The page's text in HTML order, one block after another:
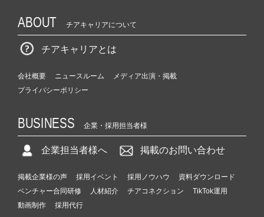
ABOUT チアキャリアについて
チアキャリアとは
会社概要 ニュースルーム
メディア出演・掲載
プライバシーポリシー
BUSINESS 企業・採用担当者様
企業担当者様へ 掲載のお問い合わせ
掲載企業様の声 採用イベント 採用ノウハウ
資料ダウンロード
ベンチャー合同研修
人材紹介 チアコネクション
TikTok運用
動画制作
採用代行